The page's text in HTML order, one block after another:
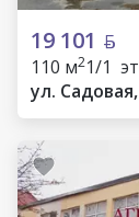
19 101
110 м21/1
ул.